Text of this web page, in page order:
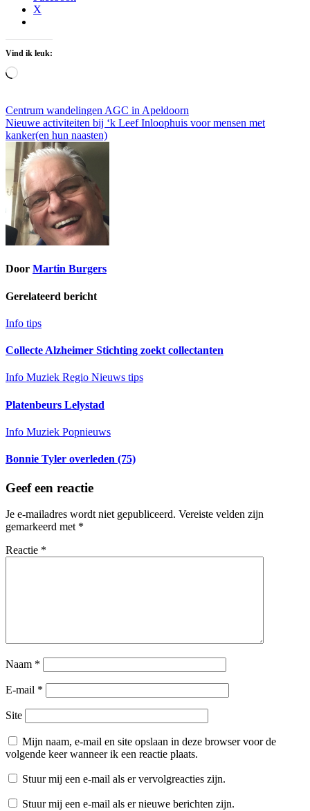
X
Vind ik leuk:
Aan
Bericht
navigatie
Centrum wandelingen AGC in Apeldoorn
Nieuwe activiteiten bij ‘k Leef Inloophuis voor mensen met
kanker(en hun naasten)
Door Martin Burgers
Gerelateerd bericht
Info tips
Collecte Alzheimer Stichting zoekt collectanten
Info Muziek Regio Nieuws tips
Platenbeurs Lelystad
Info Muziek Popnieuws
Bonnie Tyler overleden (75)
Geef een reactie
Je e-mailadres wordt niet gepubliceerd. Vereiste velden zijn
gemarkeerd met *
Reactie *
Naam *
E-mail *
Site
Mijn naam, e-mail en site opslaan in deze browser voor de
volgende keer wanneer ik een reactie plaats.
Stuur mij een e-mail als er vervolgreacties zijn.
Stuur mij een e-mail als er nieuwe berichten zijn.